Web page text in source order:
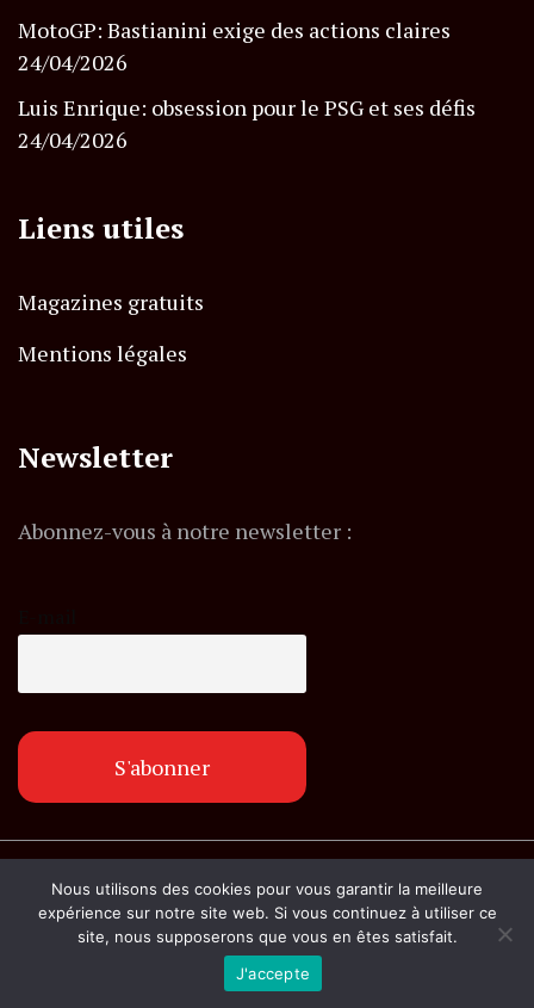
MotoGP: Bastianini exige des actions claires
24/04/2026
Luis Enrique: obsession pour le PSG et ses défis
24/04/2026
Liens utiles
Magazines gratuits
Mentions légales
Newsletter
Abonnez-vous à notre newsletter :
© Copyright lemagazineinfo.fr. Tous droits
réservés.
Nous utilisons des cookies pour vous garantir la meilleure
expérience sur notre site web. Si vous continuez à utiliser ce
site, nous supposerons que vous en êtes satisfait.
J'accepte